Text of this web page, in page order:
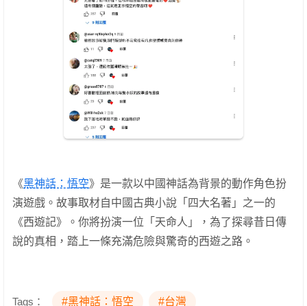
《黑神話：悟空》是一款以中國神話為背景的動作角色扮
演遊戲。故事取材自中國古典小說「四大名著」之一的
《西遊記》。你將扮演一位「天命人」，為了探尋昔日傳
說的真相，踏上一條充滿危險與驚奇的西遊之路。
Tags： #黑神話：悟空 #台灣